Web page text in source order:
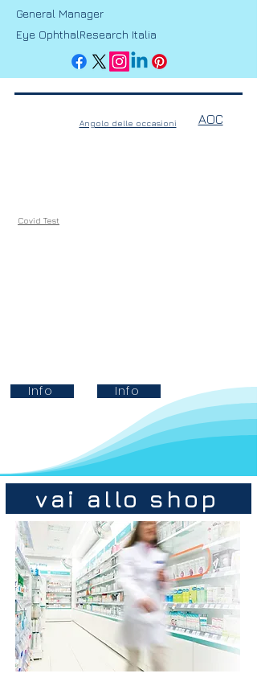
General Manager
Eye OphthalResearch Italia
Angolo delle occasioni AOC
Covid Test
Info Info
vai allo shop